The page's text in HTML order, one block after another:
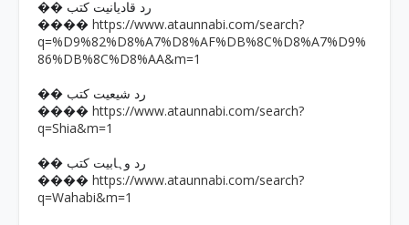
�� رد قادیانیت کتب
���� https://www.ataunnabi.com/search?
q=%D9%82%D8%A7%D8%AF%DB%8C%D8%A7%D9%
86%DB%8C%D8%AA&m=1
�� رد شیعیت کتب
���� https://www.ataunnabi.com/search?
q=Shia&m=1
�� رد وہابیت کتب
���� https://www.ataunnabi.com/search?
q=Wahabi&m=1